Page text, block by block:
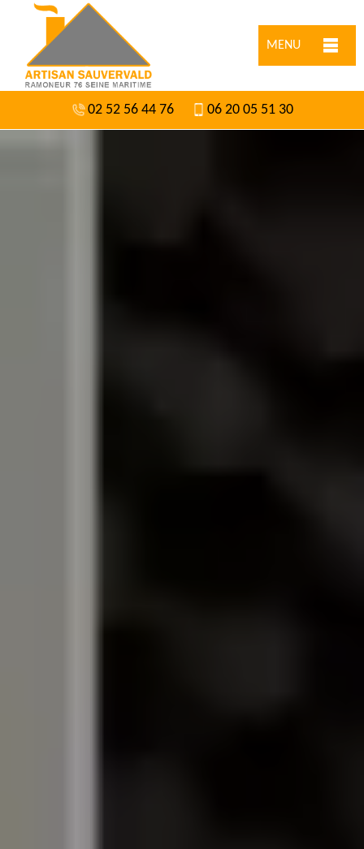
MENU
02 52 56 44 76 06 20 05 51 30